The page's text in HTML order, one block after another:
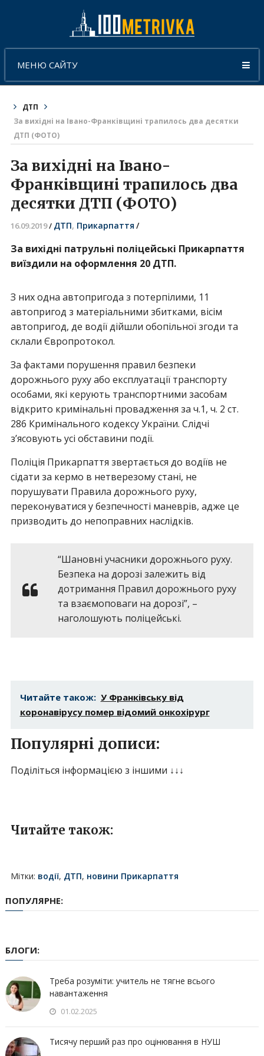
МЕНЮ САЙТУ
ДТП
За вихідні на Івано-Франківщині трапилось два десятки
ДТП (ФОТО)
За вихідні на Івано-
Франківщині трапилось два
десятки ДТП (ФОТО)
16.09.2019/ ДТП, Прикарпаття /
За вихідні патрульні поліцейські Прикарпаття
виїздили на оформлення 20 ДТП.
З них одна автопригода з потерпілими, 11
автопригод з матеріальними збитками, вісім
автопригод, де водії дійшли обопільної згоди та
склали Європротокол.
За фактами порушення правил безпеки
дорожнього руху або експлуатації транспорту
особами, які керують транспортними засобам
відкрито кримінальні провадження за ч.1, ч. 2 ст.
286 Кримінального кодексу України. Слідчі
з’ясовують усі обставини події.
Поліція Прикарпаття звертається до водіїв не
сідати за кермо в нетверезому стані, не
порушувати Правила дорожнього руху,
переконуватися у безпечності маневрів, адже це
призводить до непоправних наслідків.
“Шановні учасники дорожнього руху.
Безпека на дорозі залежить від
дотримання Правил дорожнього руху
та взаємоповаги на дорозі”, –
наголошують поліцейські.
Читайте також: У Франківську від
коронавірусу помер відомий онкохірург
Популярні дописи:
Поділіться інформацією з іншими ↓↓↓
Читайте також:
Мітки: водії, ДТП, новини Прикарпаття
ПОПУЛЯРНЕ:
БЛОГИ:
Треба розуміти: учитель не тягне всього
навантаження
01.02.2025
Тисячу перший раз про оцінювання в НУШ